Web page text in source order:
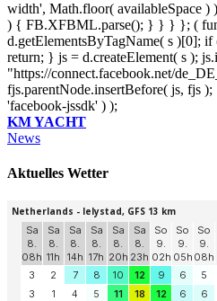
width', Math.floor( availableSpace
) { FB.XFBML.parse(); } } } }; (
d.getElementsByTagName( s )[0];
return; } js = d.createElement( s );
"https://connect.facebook.net/
fjs.parentNode.insertBefore( js, fjs
'facebook-jssdk' ) );
KM YACHT
News
Aktuelles Wetter